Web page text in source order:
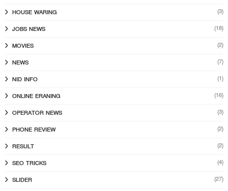
HOUSE WARING (3)
JOBS NEWS (18)
MOVIES (2)
NEWS (7)
NID INFO (1)
ONLINE ERANING (16)
OPERATOR NEWS (3)
PHONE REVIEW (2)
RESULT (2)
SEO TRICKS (4)
SLIDER (27)